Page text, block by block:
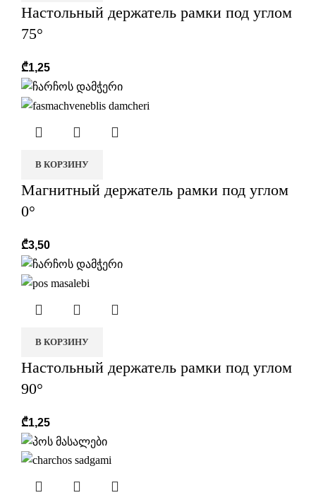
Настольный держатель рамки под углом
75°
₾1,25
В КОРЗИНУ
Магнитный держатель рамки под углом
0°
₾3,50
В КОРЗИНУ
Настольный держатель рамки под углом
90°
₾1,25